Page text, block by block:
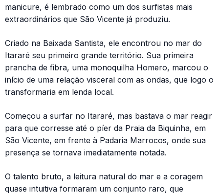
manicure, é lembrado como um dos surfistas mais
extraordinários que São Vicente já produziu.
Criado na Baixada Santista, ele encontrou no mar do
Itararé seu primeiro grande território. Sua primeira
prancha de fibra, uma monoquilha Homero, marcou o
início de uma relação visceral com as ondas, que logo o
transformaria em lenda local.
Começou a surfar no Itararé, mas bastava o mar reagir
para que corresse até o píer da Praia da Biquinha, em
São Vicente, em frente à Padaria Marrocos, onde sua
presença se tornava imediatamente notada.
O talento bruto, a leitura natural do mar e a coragem
quase intuitiva formaram um conjunto raro, que